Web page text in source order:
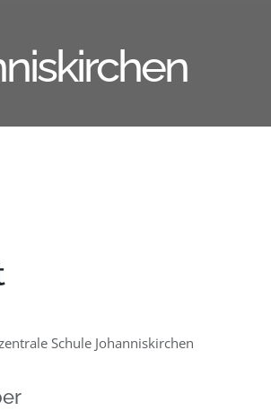
Schule Johanniskirchen